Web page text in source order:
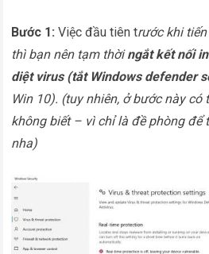
Bước 1:Việc đầu tiên trước khi
thì bạn nên tạm thờingắt kết nối
diệt virus (tắt Windows defender
Win 10). (tuy nhiên, ở bước này có
không biết – vì chỉ là đề phòng để
nha)